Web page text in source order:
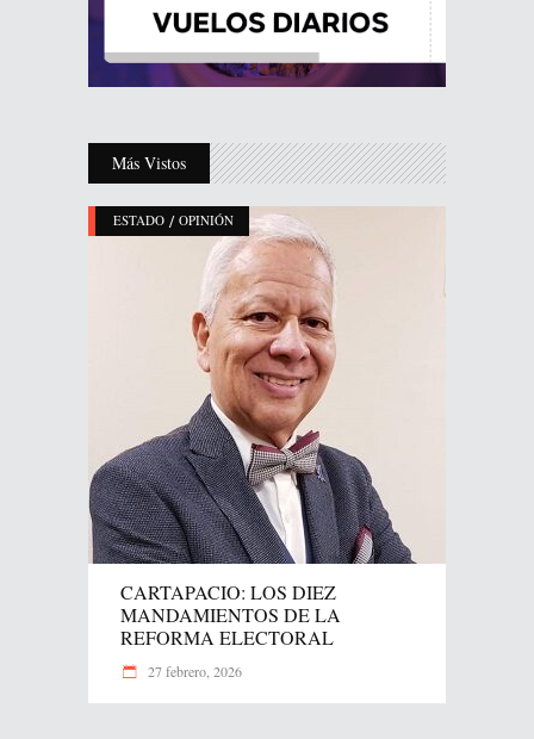
Más Vistos
ESTADO / OPINIÓN
CARTAPACIO: LOS DIEZ
MANDAMIENTOS DE LA
REFORMA ELECTORAL
27 febrero, 2026